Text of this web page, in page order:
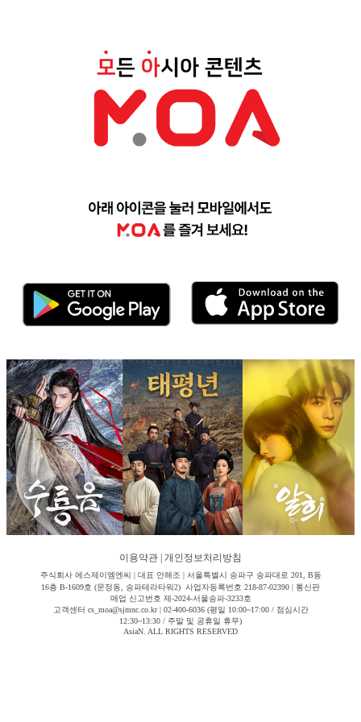
이용약관 개인정보처리방침
주식회사 에스제이엠엔씨 | 대표 안해조 | 서울특별시 송파구 송파대로 201, B동
16층 B-1609호 (문정동, 송파테라타워2) 사업자등록번호 218-87-02390 | 통신판
매업 신고번호 제-2024-서울송파-3233호
고객센터 cs_moa@sjmnc.co.kr | 02-400-6036 (평일 10:00~17:00 / 점심시간
12:30~13:30 / 주말 및 공휴일 휴무)
AsiaN. ALL RIGHTS RESERVED